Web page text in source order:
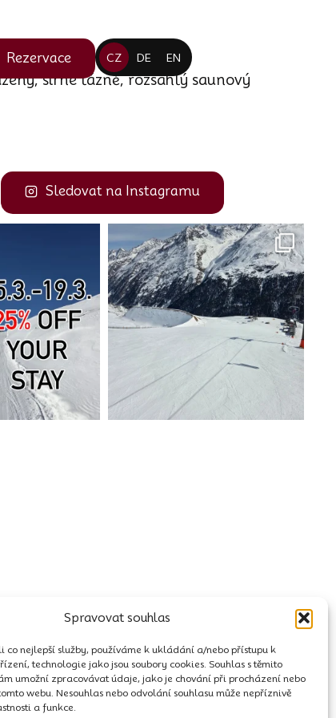
Spravovat souhlas
co nejlepší služby, používáme k ukládání a/nebo přístupu k
technologie jako jsou soubory cookies. Souhlas s těmito
umožní zpracovávat údaje, jako je chování při procházení nebo
webu. Nesouhlas nebo odvolání souhlasu může nepříznivě
a funkce.
Rezervace CZ DE EN
sirné lázně, rozsáhlý saunový
Sledovat na Instagramu